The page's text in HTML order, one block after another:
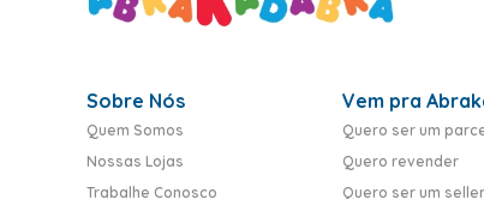
Sobre Nós
Quem Somos
Nossas Lojas
Trabalhe Conosco
Vem pra
Quero ser um
Quero revender
Quero ser um seller